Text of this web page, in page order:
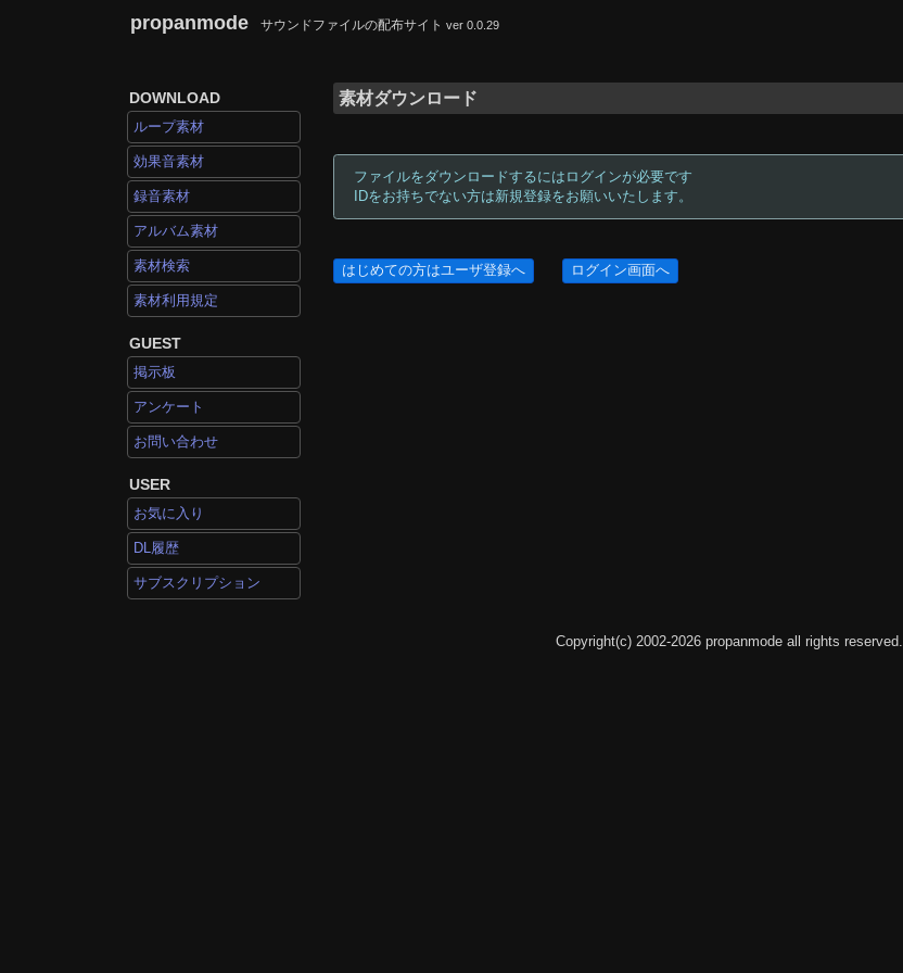
propanmode サウンドファイルの配布サイト ver 0.0.29
DOWNLOAD
ループ素材
効果音素材
録音素材
アルバム素材
素材検索
素材利用規定
GUEST
掲示板
アンケート
お問い合わせ
USER
お気に入り
DL履歴
サブスクリプション
素材ダウンロード
ファイルをダウンロードするにはログインが必要です
IDをお持ちでない方は新規登録をお願いいたします。
はじめての方はユーザ登録へ ログイン画面へ
Copyright(c) 2002-2026 propanmode all rights reserved.